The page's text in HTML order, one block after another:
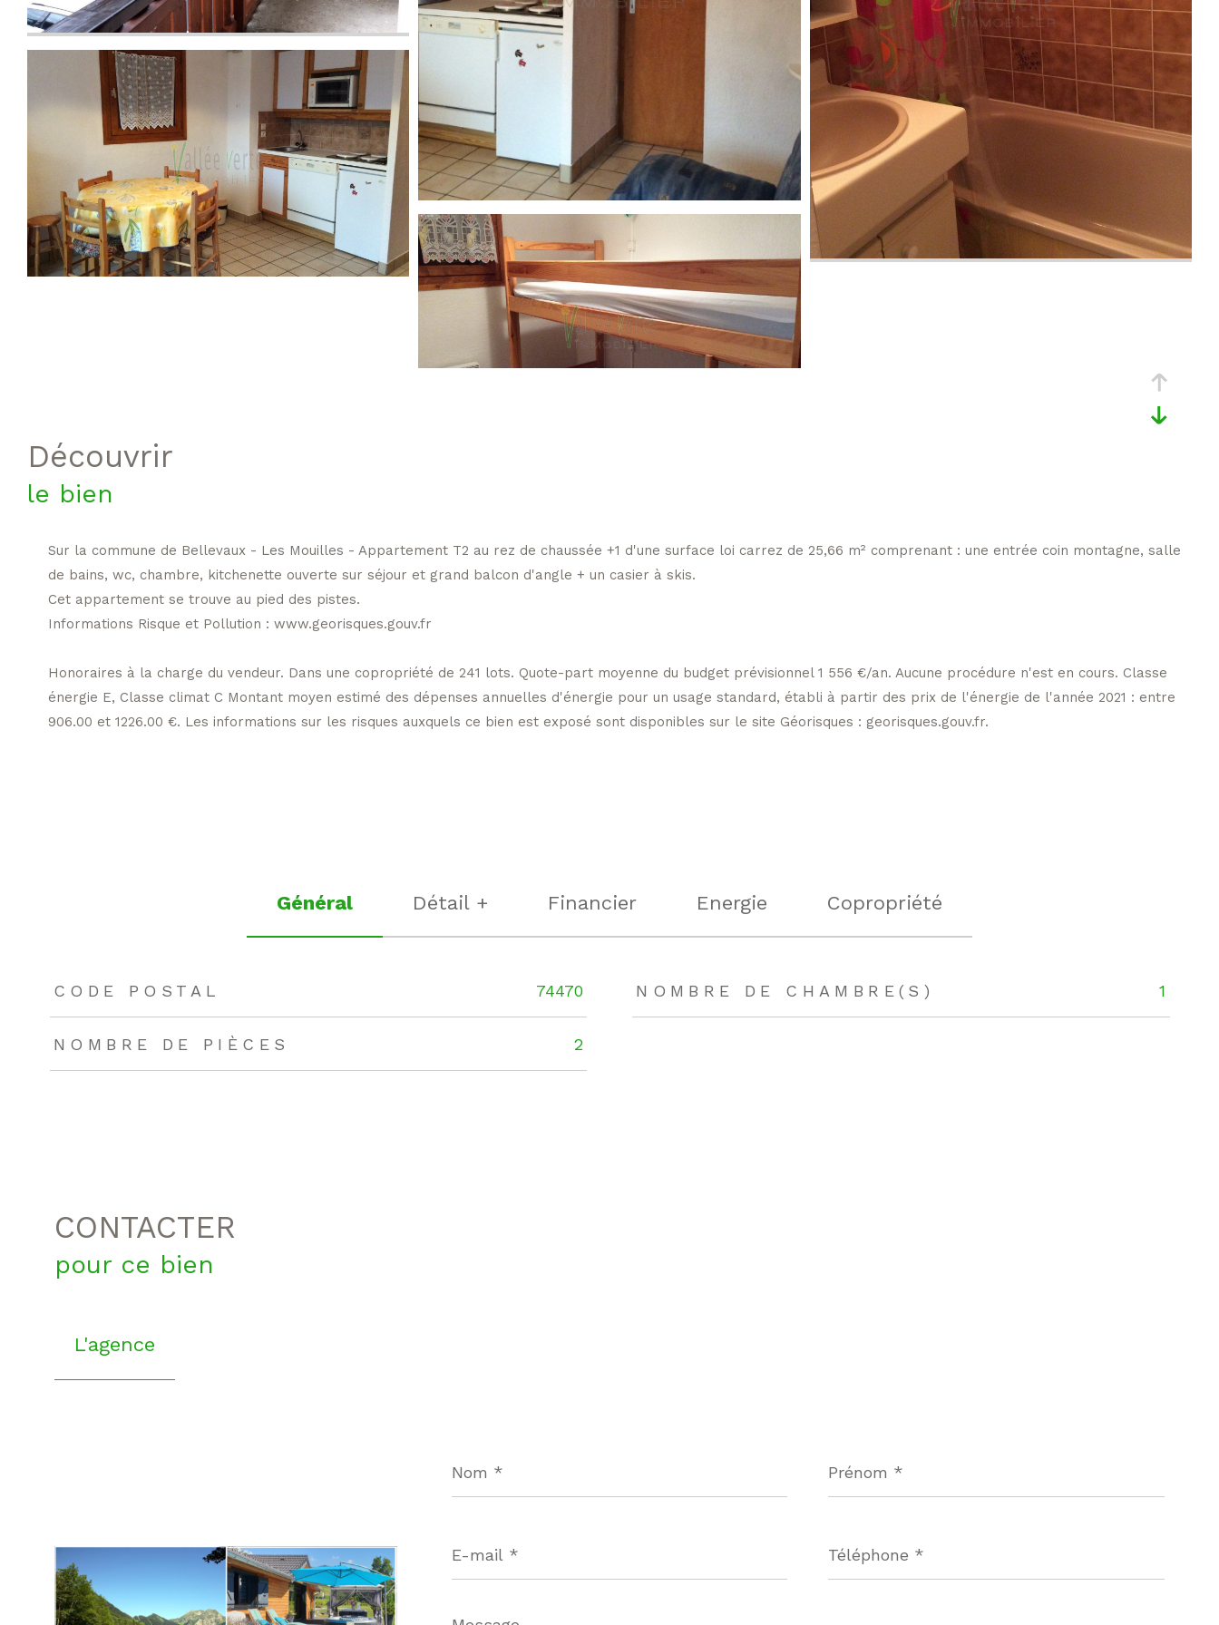
découvrir
le bien
Sur la commune de Bellevaux - Les Mouilles - Appartement T2 au rez de chaussée +1 d'une surface loi carrez de 25,66 m² comprenant : une entrée coin montagne, salle
de bains, wc, chambre, kitchenette ouverte sur séjour et grand balcon d'angle + un casier à skis.
Cet appartement se trouve au pied des pistes.
Informations Risque et Pollution : www.georisques.gouv.fr
Honoraires à la charge du vendeur. Dans une copropriété de 241 lots. Quote-part moyenne du budget prévisionnel 1 556 €/an. Aucune procédure n'est en cours. Classe
énergie E, Classe climat C Montant moyen estimé des dépenses annuelles d'énergie pour un usage standard, établi à partir des prix de l'énergie de l'année 2021 : entre
906.00 et 1226.00 €. Les informations sur les risques auxquels ce bien est exposé sont disponibles sur le site Géorisques : georisques.gouv.fr.
Général Détail + Financier Energie Copropriété
TRAD_ZEPHYR_Caracteristique
CODE POSTAL 74470 NOMBRE DE CHAMBRE(S) 1
NOMBRE DE PIÈCES 2
CONTACTER
pour ce bien
L'agence
*
*
mail
*
*
Message